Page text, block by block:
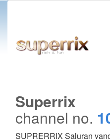
Superrix
channel no.
SUPRERRIX Saluran